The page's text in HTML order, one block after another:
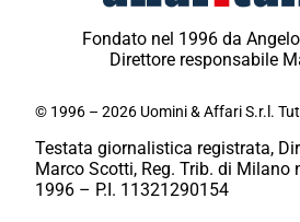
Fondato nel 1996 da
Direttore responsabile
© 1996 – 2026 Uomini & Affari S.r.l.
Testata giornalistica registrata,
Marco Scotti, Reg. Trib. di Milano
1996 – P.I. 11321290154